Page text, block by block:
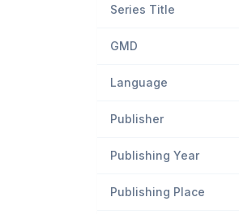
Series Title
GMD
Language
Publisher
Publishing Year
Publishing Place